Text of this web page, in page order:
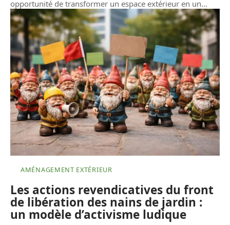
opportunité de transformer un espace extérieur en un…
AMÉNAGEMENT EXTÉRIEUR
Les actions revendicatives du front
de libération des nains de jardin :
un modèle d’activisme ludique